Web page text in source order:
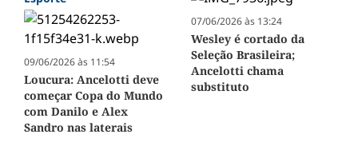
09/06/2026 às 11:54
Loucura: Ancelotti deve
começar Copa do Mundo
com Danilo e Alex
Sandro nas laterais
07/06/2026 às 13:24
Wesley é cortado da
Seleção Brasileira;
Ancelotti chama
substituto